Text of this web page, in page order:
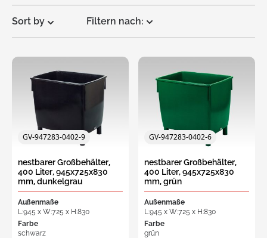
Sort by Filtern nach:
a Quote
GV-947283-0402-9
nestbarer Großbehälter,
400 Liter, 945x725x830
mm, dunkelgrau
Außenmaße
L:945 x W:725 x H:830
Farbe
schwarz
GV-947283-0402-6
nestbarer Großbehälter,
400 Liter, 945x725x830
mm, grün
Außenmaße
L:945 x W:725 x H:830
Farbe
grün